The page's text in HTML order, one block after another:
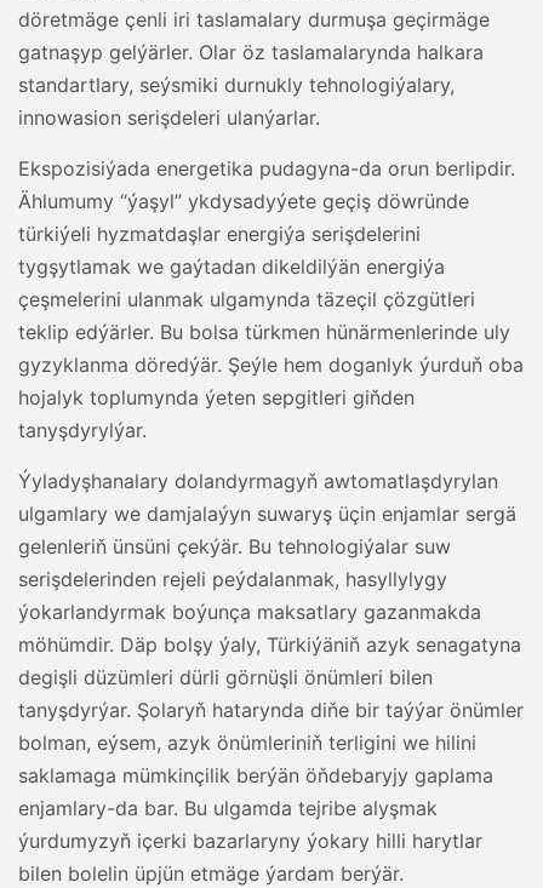
döretmäge çenli iri taslamalary durmuşa geçirmäge
gatnaşyp gelýärler. Olar öz taslamalarynda halkara
standartlary, seýsmiki durnukly tehnologiýalary,
innowasion serişdeleri ulanýarlar.
Ekspozisiýada energetika pudagyna-da orun berlipdir.
Ählumumy “ýaşyl” ykdysadyýete geçiş döwründe
türkiýeli hyzmatdaşlar energiýa serişdelerini
tygşytlamak we gaýtadan dikeldilýän energiýa
çeşmelerini ulanmak ulgamynda täzeçil çözgütleri
teklip edýärler. Bu bolsa türkmen hünärmenlerinde uly
gyzyklanma döredýär. Şeýle hem doganlyk ýurduň oba
hojalyk toplumynda ýeten sepgitleri giňden
tanyşdyrylýar.
Ýyladyşhanalary dolandyrmagyň awtomatlaşdyrylan
ulgamlary we damjalaýyn suwaryş üçin enjamlar sergä
gelenleriň ünsüni çekýär. Bu tehnologiýalar suw
serişdelerinden rejeli peýdalanmak, hasyllylygy
ýokarlandyrmak boýunça maksatlary gazanmakda
möhümdir. Däp bolşy ýaly, Türkiýäniň azyk senagatyna
degişli düzümleri dürli görnüşli önümleri bilen
tanyşdyrýar. Şolaryň hatarynda diňe bir taýýar önümler
bolman, eýsem, azyk önümleriniň terligini we hilini
saklamaga mümkinçilik berýän öňdebaryjy gaplama
enjamlary-da bar. Bu ulgamda tejribe alyşmak
ýurdumyzyň içerki bazarlaryny ýokary hilli harytlar
bilen bolelin üpjün etmäge ýardam berýär.